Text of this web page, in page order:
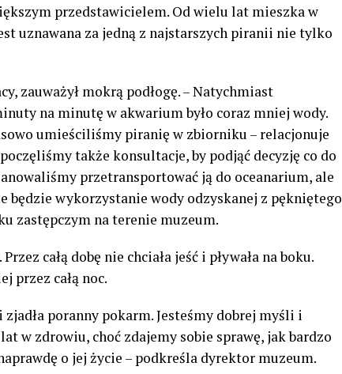
przedstawicielem. Od wielu lat mieszka w
uznawana za jedną z najstarszych piranii nie tylko
zauważył mokrą podłogę. – Natychmiast
na minutę w akwarium było coraz mniej wody.
umieściliśmy piranię w zbiorniku – relacjonuje
także konsultacje, by podjąć decyzję co do
przetransportować ją do oceanarium, ale
będzie wykorzystanie wody odzyskanej z pękniętego
zastępczym na terenie muzeum.
całą dobę nie chciała jeść i pływała na boku.
przez całą noc.
poranny pokarm. Jesteśmy dobrej myśli i
w zdrowiu, choć zdajemy sobie sprawę, jak bardzo
o jej życie – podkreśla dyrektor muzeum.